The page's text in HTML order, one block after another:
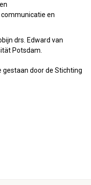
communicatie en
drs. Edward van
Potsdam.
gestaan door de Stichting